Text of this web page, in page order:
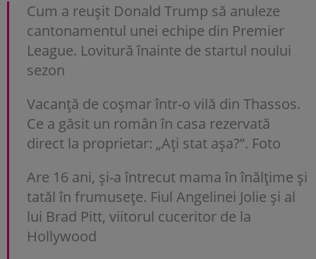
Cum a reușit Donald Trump să anuleze
cantonamentul unei echipe din Premier
League. Lovitură înainte de startul noului
sezon
Vacanță de coșmar într-o vilă din Thassos.
Ce a găsit un român în casa rezervată
direct la proprietar: „Aţi stat aşa?”. Foto
Are 16 ani, și-a întrecut mama în înălțime și
tatăl în frumusețe. Fiul Angelinei Jolie și al
lui Brad Pitt, viitorul cuceritor de la
Hollywood